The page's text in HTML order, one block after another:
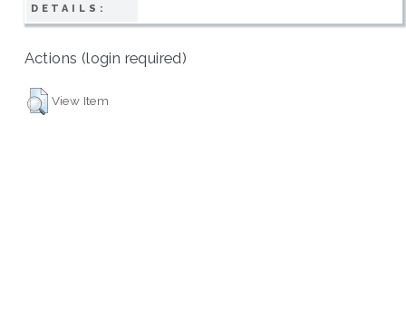
DETAILS:
Actions (login required)
View Item